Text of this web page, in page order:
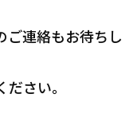
ご連絡もお待ちし
さい。